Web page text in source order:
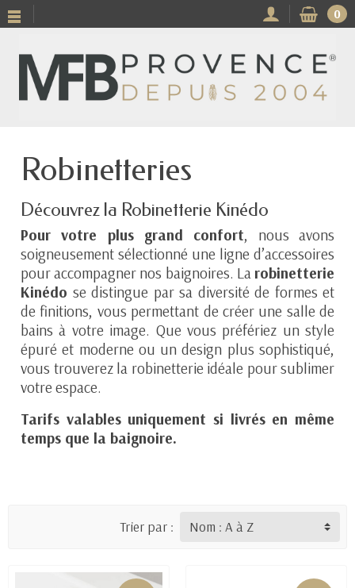
0
Robinetteries
Découvrez la Robinetterie Kinédo
Pour votre plus grand confort, nous avons
soigneusement sélectionné une ligne d’accessoires
pour accompagner nos baignoires. La robinetterie
Kinédo se distingue par sa diversité de formes et
de finitions, vous permettant de créer une salle de
bains à votre image. Que vous préfériez un style
épuré et moderne ou un design plus sophistiqué,
vous trouverez la robinetterie idéale pour sublimer
votre espace.
Tarifs valables uniquement si livrés en même
temps que la baignoire.
Trier par :